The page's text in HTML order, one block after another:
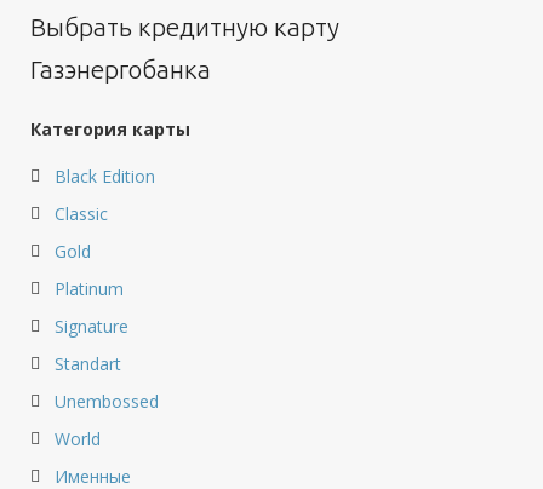
Выбрать кредитную карту
Газэнергобанка
Категория карты
Black Edition
Classic
Gold
Platinum
Signature
Standart
Unembossed
World
Именные